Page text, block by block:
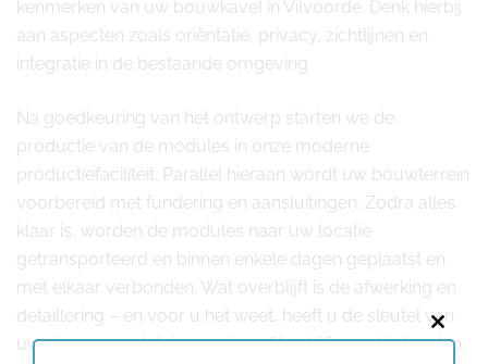
kenmerken van uw bouwkavel in Vilvoorde. Denk hierbij
aan aspecten zoals oriëntatie, privacy, zichtlijnen en
integratie in de bestaande omgeving.
Na goedkeuring van het ontwerp starten we de
productie van de modules in onze moderne
productiefaciliteit. Parallel hieraan wordt uw bouwterrein
voorbereid met fundering en aansluitingen. Zodra alles
klaar is, worden de modules naar uw locatie
getransporteerd en binnen enkele dagen geplaatst en
met elkaar verbonden. Wat overblijft is de afwerking en
detaillering – en voor u het weet, heeft u de sleutel van
uw nieuwe modulaire woning of bedrijfspand in handen.
Close